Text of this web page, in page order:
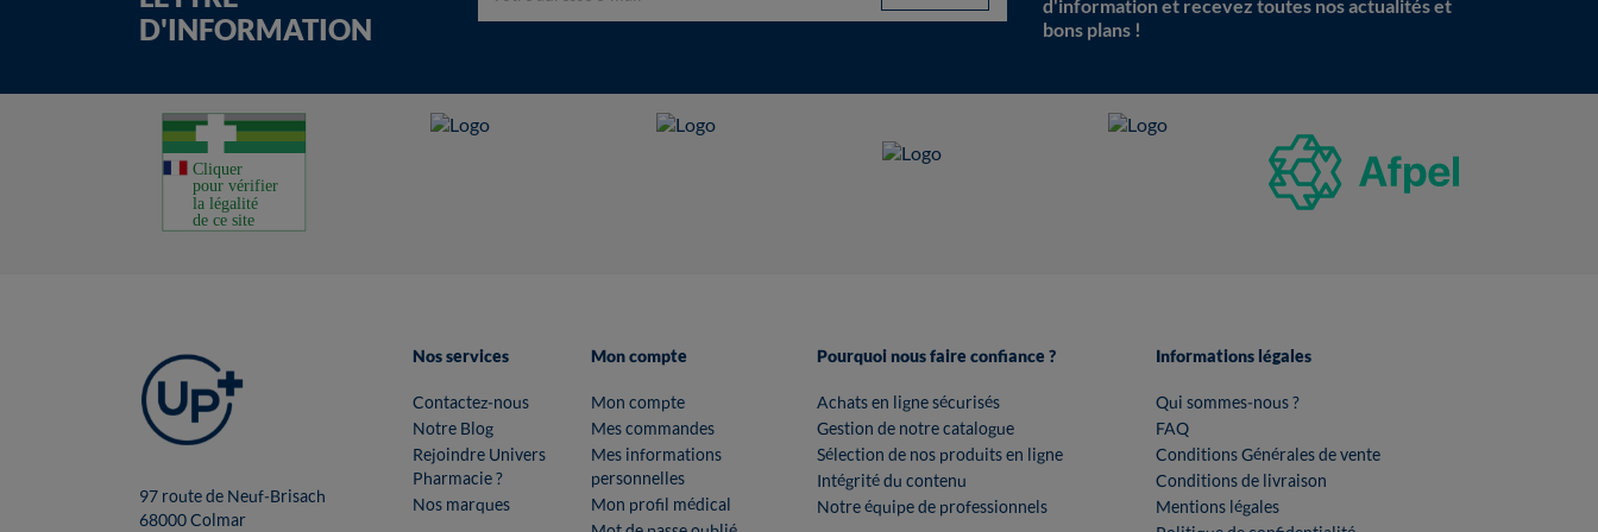
D'INFORMATION
d'information et recevez toutes nos actualités et
bons plans !
97 route de Neuf-Brisach
68000 Colmar
Nos services
Contactez-nous
Notre Blog
Rejoindre Univers
Pharmacie ?
Nos marques
Mon compte
Mon compte
Mes commandes
Mes informations
personnelles
Mon profil médical
Pourquoi nous faire confiance ?
Achats en ligne sécurisés
Gestion de notre catalogue
Sélection de nos produits en ligne
Intégrité du contenu
Notre équipe de professionnels
Informations légales
Qui sommes-nous ?
FAQ
Conditions Générales de vente
Conditions de livraison
Mentions légales